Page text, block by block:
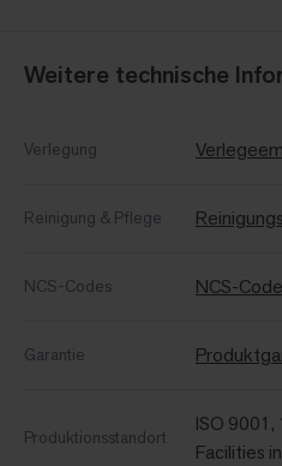
Weitere technische
Verlegung
Reinigung & Pflege
NCS-Codes NCS-
Garantie
Produktionsstandort
ISO
Facilities